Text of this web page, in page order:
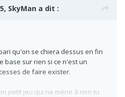
SkyMan a dit :
qu'on se chiera dessus en fin
base sur rien si ce n'est un
de faire exister.
petit jeu qui ne mène à rien tu